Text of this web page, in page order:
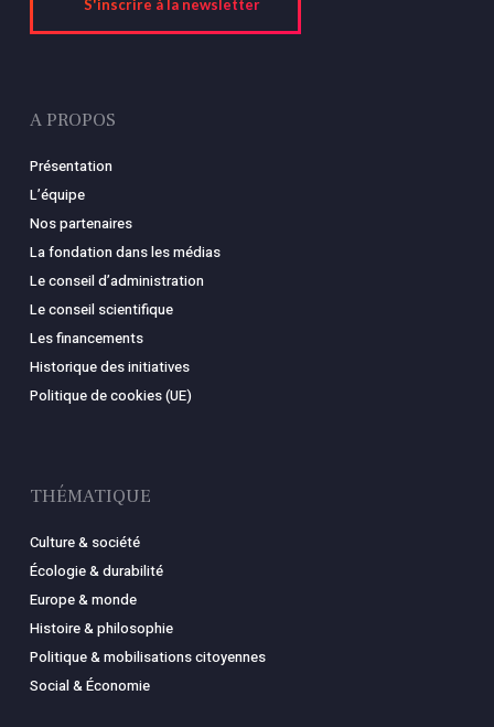
S'inscrire à la newsletter
A PROPOS
Présentation
L’équipe
Nos partenaires
La fondation dans les médias
Le conseil d’administration
Le conseil scientifique
Les financements
Historique des initiatives
Politique de cookies (UE)
THÉMATIQUE
Culture & société
Écologie & durabilité
Europe & monde
Histoire & philosophie
Politique & mobilisations citoyennes
Social & Économie